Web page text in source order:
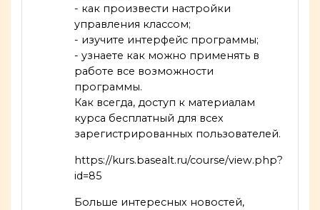
- как произвести настройки
управления классом;
- изучите интерфейс программы;
- узнаете как можно применять в
работе все возможности
программы.
Как всегда, доступ к материалам
курса бесплатный для всех
зарегистрированных пользователей.
https://kurs.basealt.ru/course/view.php?
id=85
Больше интересных новостей,